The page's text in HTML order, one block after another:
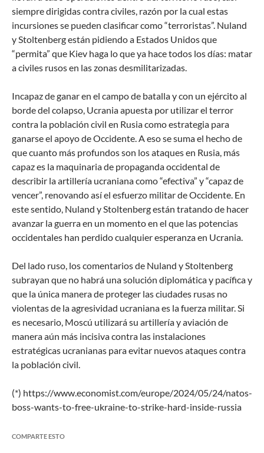
siempre dirigidas contra civiles, razón por la cual estas
incursiones se pueden clasificar como “terroristas”. Nuland
y Stoltenberg están pidiendo a Estados Unidos que
“permita” que Kiev haga lo que ya hace todos los días: matar
a civiles rusos en las zonas desmilitarizadas.
Incapaz de ganar en el campo de batalla y con un ejército al
borde del colapso, Ucrania apuesta por utilizar el terror
contra la población civil en Rusia como estrategia para
ganarse el apoyo de Occidente. A eso se suma el hecho de
que cuanto más profundos son los ataques en Rusia, más
capaz es la maquinaria de propaganda occidental de
describir la artillería ucraniana como “efectiva” y “capaz de
vencer”, renovando así el esfuerzo militar de Occidente. En
este sentido, Nuland y Stoltenberg están tratando de hacer
avanzar la guerra en un momento en el que las potencias
occidentales han perdido cualquier esperanza en Ucrania.
Del lado ruso, los comentarios de Nuland y Stoltenberg
subrayan que no habrá una solución diplomática y pacífica y
que la única manera de proteger las ciudades rusas no
violentas de la agresividad ucraniana es la fuerza militar. Si
es necesario, Moscú utilizará su artillería y aviación de
manera aún más incisiva contra las instalaciones
estratégicas ucranianas para evitar nuevos ataques contra
la población civil.
(*) https://www.economist.com/europe/2024/05/24/natos-
boss-wants-to-free-ukraine-to-strike-hard-inside-russia
COMPARTE ESTO